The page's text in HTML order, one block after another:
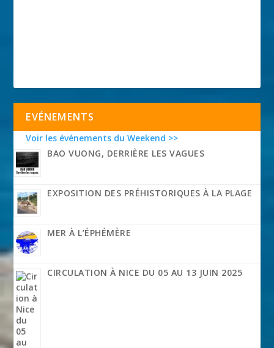
EVÉNEMENTS
Voir les événements du Weekend >>
BAO VUONG, DERRIÈRE LES VAGUES
EXPOSITION DES PRÉHISTORIQUES À LA PLAGE
MER À L’ÉPHÉMÈRE
CIRCULATION À NICE DU 05 AU 13 JUIN 2025